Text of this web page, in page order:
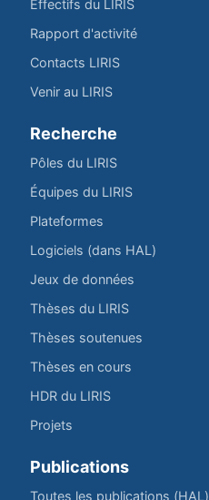
Effectifs du LIRIS
Rapport d'activité
Contacts LIRIS
Venir au LIRIS
Recherche
Pôles du LIRIS
Équipes du LIRIS
Plateformes
Logiciels (dans HAL)
Jeux de données
Thèses du LIRIS
Thèses soutenues
Thèses en cours
HDR du LIRIS
Projets
Publications
Toutes les publications (HAL)